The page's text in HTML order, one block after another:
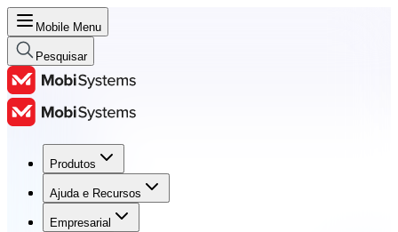
Mobile Menu
Pesquisar
Produtos
Ajuda e Recursos
Empresarial
Produtos
Ajuda e Recursos
Empresarial